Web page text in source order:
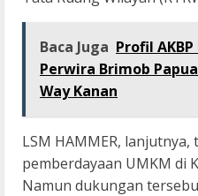
Baca Juga Profil
Perwira Brimob
Way Kanan
LSM HAMMER,
pemberdayaan UMKM di
Namun dukungan